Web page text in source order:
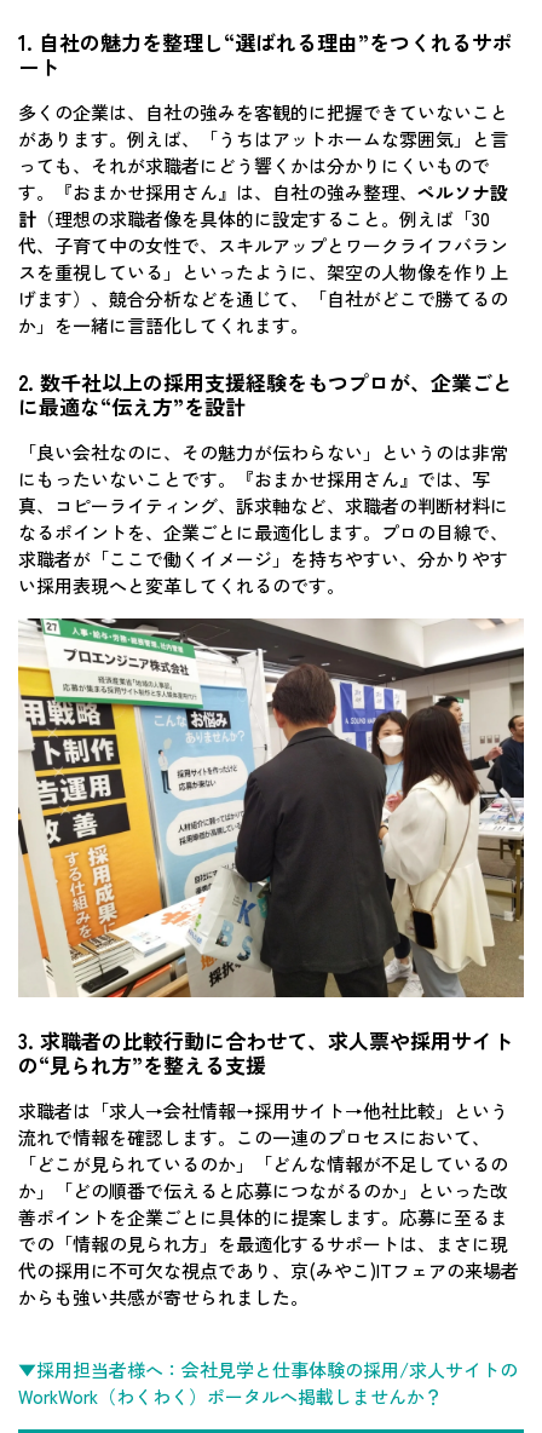
1. 自社の魅力を整理し“選ばれる理由”をつくれるサポ
ート
多くの企業は、自社の強みを客観的に把握できていないこと
があります。例えば、「うちはアットホームな雰囲気」と言
っても、それが求職者にどう響くかは分かりにくいもので
す。『おまかせ採用さん』は、自社の強み整理、 ペルソナ設
計 （理想の求職者像を具体的に設定すること。例えば「30
代、子育て中の女性で、スキルアップとワークライフバラン
スを重視している」といったように、架空の人物像を作り上
げます）、競合分析などを通じて、「自社がどこで勝てるの
か」を一緒に言語化してくれます。
2. 数千社以上の採用支援経験をもつプロが、企業ごと
に最適な“伝え方”を設計
「良い会社なのに、その魅力が伝わらない」というのは非常
にもったいないことです。『おまかせ採用さん』では、写
真、コピーライティング、訴求軸など、求職者の判断材料に
なるポイントを、企業ごとに最適化します。プロの目線で、
求職者が「ここで働くイメージ」を持ちやすい、分かりやす
い採用表現へと変革してくれるのです。
3. 求職者の比較行動に合わせて、求人票や採用サイト
の“見られ方”を整える支援
求職者は「求人→会社情報→採用サイト→他社比較」という
流れで情報を確認します。この一連のプロセスにおいて、
「どこが見られているのか」「どんな情報が不足しているの
か」「どの順番で伝えると応募につながるのか」といった改
善ポイントを企業ごとに具体的に提案します。応募に至るま
での「情報の見られ方」を最適化するサポートは、まさに現
代の採用に不可欠な視点であり、京(みやこ)ITフェアの来場者
からも強い共感が寄せられました。
▼採用担当者様へ：会社見学と仕事体験の採用/求人サイトの
WorkWork（わくわく）ポータルへ掲載しませんか？